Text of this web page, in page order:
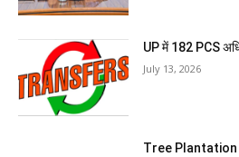
UP में 182 PCS
July 13, 2026
Tree Plantation